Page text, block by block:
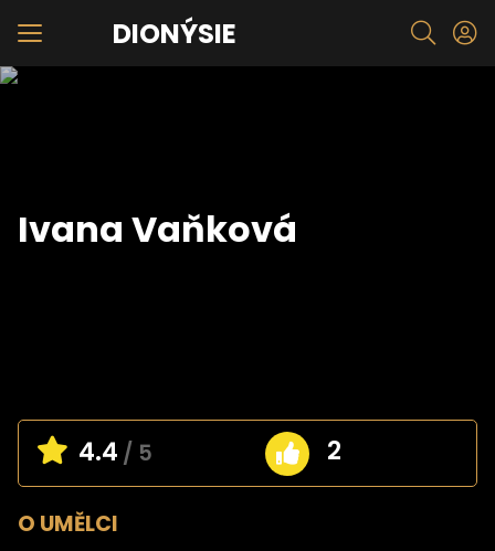
DIONÝSIE
Ivana Vaňková
4.4 / 5 2
O UMĚLCI